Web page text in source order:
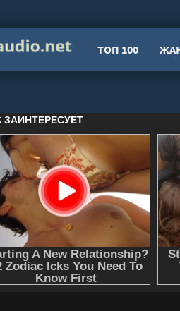
ТОП 100